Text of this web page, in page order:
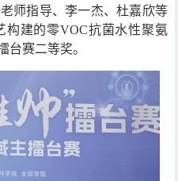
师指导、李一杰、杜嘉欣等
构建的零VOC抗菌水性聚氨
台赛二等奖。